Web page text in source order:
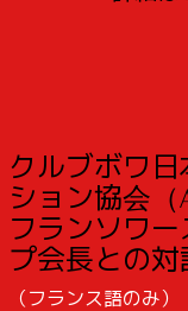
クルブボワ
ション協会（
フランソワ
プ会長との対
（フランス語のみ）